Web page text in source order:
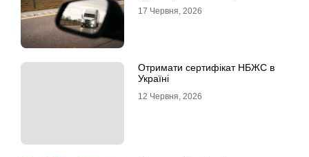
17 Червня, 2026
Отримати сертифікат НБЖС в
Україні
12 Червня, 2026